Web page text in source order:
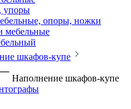
упоры
опоры, ножки
мебельные
шкафов-купе
Наполнение шкафов-купе